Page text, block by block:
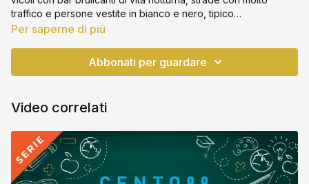
traffico e persone vestite in bianco e nero, tipico
abbigliamento da lavoro giapponese. I bambini a Tokyo
Per saperne di più
Abbonati per guardare
Video correlati